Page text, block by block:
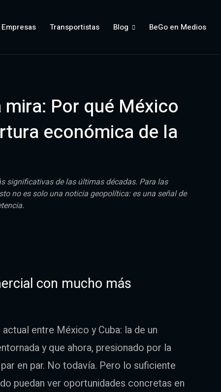
Empresas Transportistas Blog BeGo en Medios
Por qué México
económica de la
significativas de las últimas décadas. Para las
no es solo una noticia geopolítica: es una señal de
con mucho más
entre México y Cuba: la de un
y que ahora, presionado por la
en par. No todavía. Pero lo suficiente
puedan ver oportunidades concretas en